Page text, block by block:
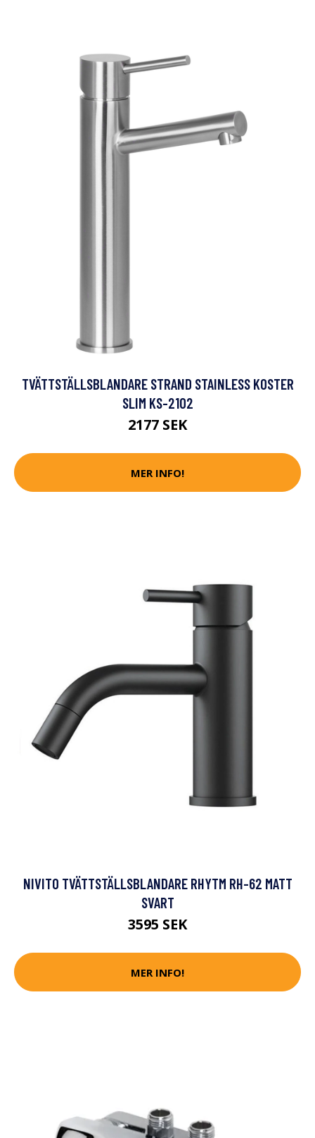
TVÄTTSTÄLLSBLANDARE STRAND STAINLESS KOSTER
SLIM KS-2102
2177 SEK
MER INFO!
NIVITO TVÄTTSTÄLLSBLANDARE RHYTM RH-62 MATT
SVART
3595 SEK
MER INFO!